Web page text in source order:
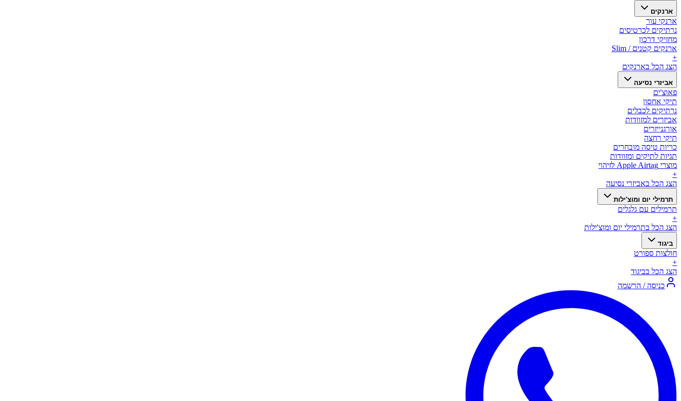
ארנקים
ארנקי עור
נרתיקים לכרטיסים
מחזיקי דרכון
ארנקים קטנים / Slim
+
הצג הכל בארנקים
אביזרי נסיעה
פאוצ'ים
תיקי אחסון
נרתיקים לכבלים
אביזרים למזוודות
אורגנייזרים
תיקי רחצה
כריות טיסה מובחרים
תגיות לתיקים ומזוודות
מוצרי Apple Airtag לזיהוי
+
הצג הכל באביזרי נסיעה
תרמילי יום ומוצ'ילות
תרמילים עם גלגלים
+
הצג הכל בתרמילי יום ומוצ'ילות
ביגוד
חולצות ספורט
+
הצג הכל בביגוד
כניסה / הרשמה